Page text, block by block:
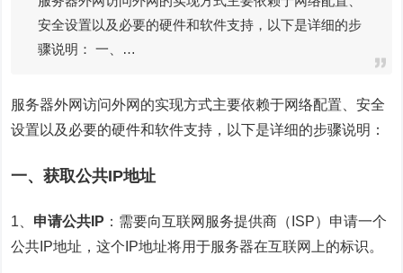
安全设置以及必要的硬件和软件支持，以下是详细的步
骤说明： 一、…
服务器外网访问外网的实现方式主要依赖于网络配置、安全
设置以及必要的硬件和软件支持，以下是详细的步骤说明：
一、获取公共IP地址
1、 申请公共IP ：需要向互联网服务提供商（ISP）申请一个
公共IP地址，这个IP地址将用于服务器在互联网上的标识。